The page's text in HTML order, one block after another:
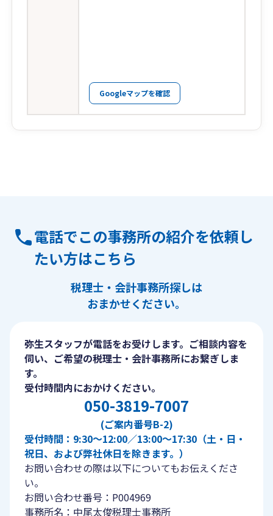
Googleマップを確認
電話でこの事務所の紹介を依頼し
たい方はこちら
税理士・会計事務所探しは
おまかせください。
弥生スタッフが電話をお受けします。ご相談内容を
伺い、ご希望の税理士・会計事務所にお繋ぎしま
す。
受付時間内におかけください。
050-3819-7007
(ご案内番号B-2)
受付時間：9:30〜12:00／13:00〜17:30（土・日・
祝日、および弊社休日を除きます。）
お問い合わせの際は以下についてもお伝えくださ
い。
お問い合わせ番号：P004969
事務所名：中尾太俊税理士事務所